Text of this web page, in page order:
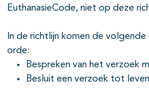
EuthanasieCode, niet op deze
In de richtlijn komen de
orde:
Bespreken van het
Besluit een verzoek tot